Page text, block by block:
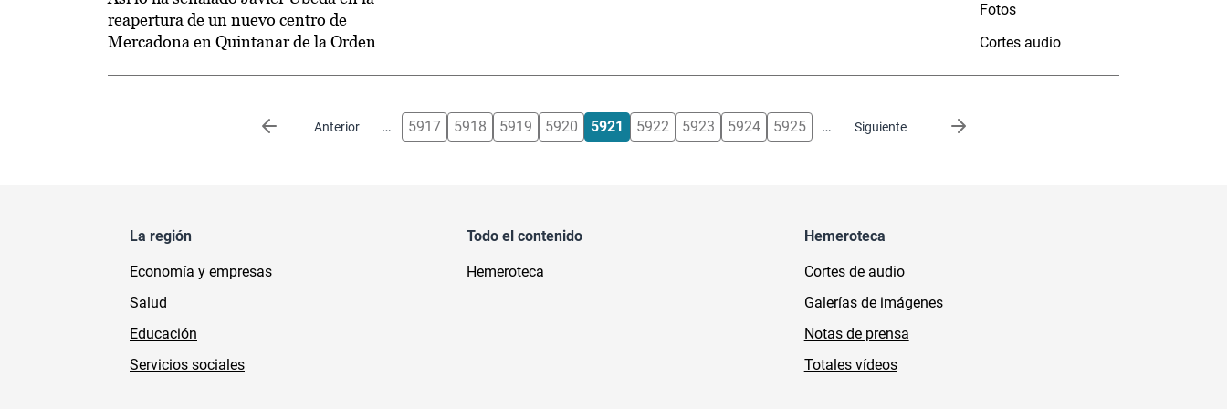
reapertura de un nuevo centro de
Mercadona en Quintanar de la Orden
Fotos
Cortes audio
Anterior
Página anterior … 5917 5918 5919 5920 5921 5922 5923 5924 5925 … Siguiente
Siguiente página
La región
Economía y empresas
Salud
Educación
Servicios sociales
Todo el contenido
Hemeroteca
Hemeroteca
Cortes de audio
Galerías de imágenes
Notas de prensa
Totales vídeos